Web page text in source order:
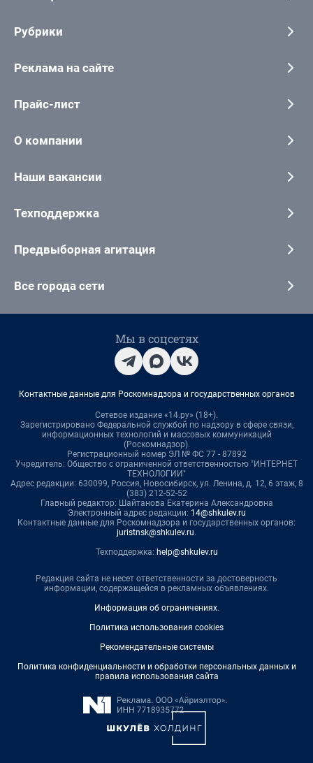
Рубрики
Реклама на сайте
Прайс-лист
О компании
Наши вакансии
Техподдержка
Предвыборная агитация
Все города сети
Мы в соцсетях
Контактные данные для Роскомнадзора и государственных органов
Сетевое издание «14.ру» (18+).
Зарегистрировано Федеральной службой по надзору в сфере связи,
информационных технологий и массовых коммуникаций
(Роскомнадзор).
Регистрационный номер ЭЛ № ФС 77 - 87892
Учредитель: Общество с ограниченной ответственностью "ИНТЕРНЕТ
ТЕХНОЛОГИИ"
Адрес редакции: 630099, Россия, Новосибирск, ул. Ленина, д. 12, 6 этаж, 8
(383) 212-52-52
Главный редактор: Шайтанова Екатерина Александровна
Электронный адрес редакции: 14@shkulev.ru
Контактные данные для Роскомнадзора и государственных органов:
juristnsk@shkulev.ru.
Техподдержка: help@shkulev.ru
Редакция сайта не несет ответственности за достоверность
информации, содержащейся в рекламных объявлениях.
Информация об ограничениях.
Политика использования cookies
Рекомендательные системы
Политика конфиденциальности и обработки персональных данных и
правила использования сайта